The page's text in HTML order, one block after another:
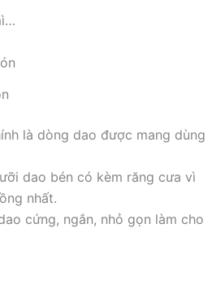
là dòng dao được mang dùng
dao bén có kèm răng cưa vì
nhất.
cứng, ngắn, nhỏ gọn làm cho